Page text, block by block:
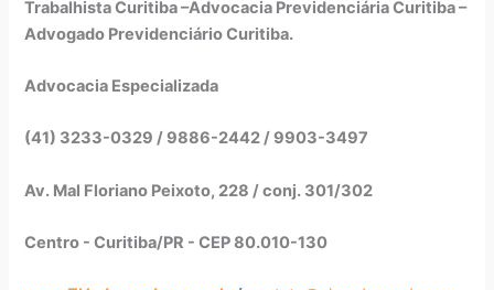
Trabalhista Curitiba –Advocacia Previdenciária Curitiba –
Advogado Previdenciário Curitiba.
Advocacia Especializada
(41) 3233-0329 / 9886-2442 / 9903-3497
Av. Mal Floriano Peixoto, 228 / conj. 301/302
Centro - Curitiba/PR - CEP 80.010-130